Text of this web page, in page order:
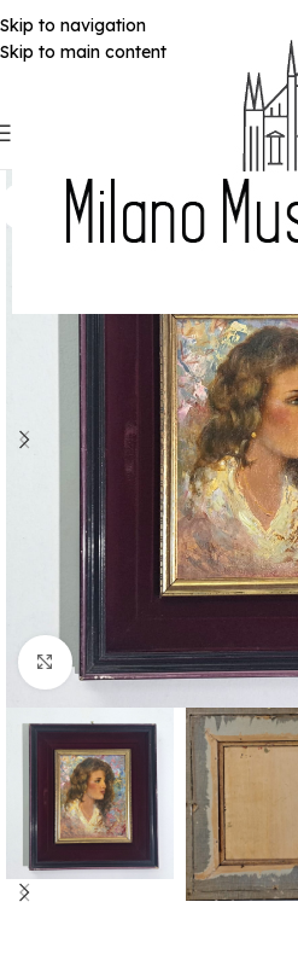
Skip to navigation
Skip to main content
Click to enlarge